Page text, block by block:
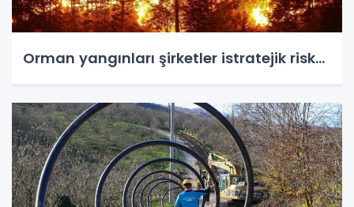
Orman yangınları şirketler istratejik risk...